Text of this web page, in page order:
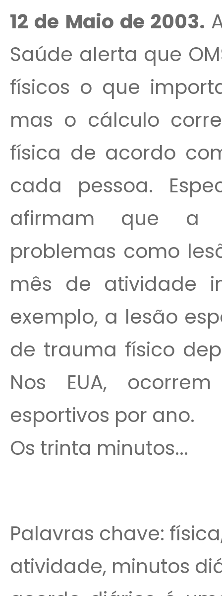
12 de Maio de 2003.
Saúde alerta que
físicos o que
mas o cálculo
física de acordo
cada pessoa.
afirmam que a
problemas como
mês de atividade
exemplo, a lesão
de trauma físico
Nos EUA,
esportivos por ano.
Os trinta minutos...
Palavras chave:
atividade, minutos